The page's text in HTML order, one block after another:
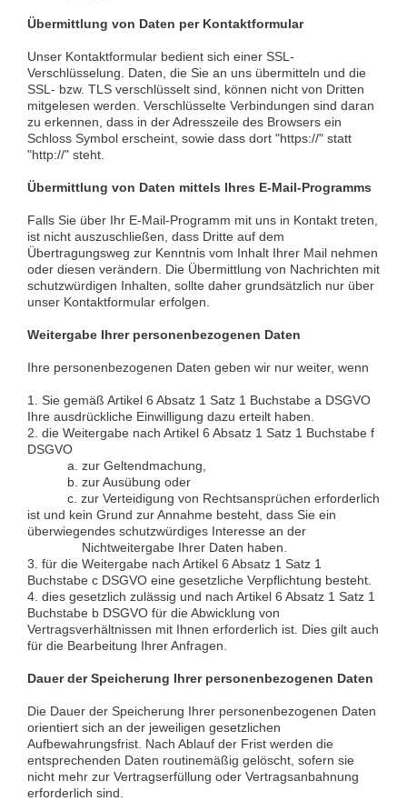
Übermittlung von Daten per Kontaktformular
Unser Kontaktformular bedient sich einer SSL-
Verschlüsselung. Daten, die Sie an uns übermitteln und die
SSL- bzw. TLS verschlüsselt sind, können nicht von Dritten
mitgelesen werden. Verschlüsselte Verbindungen sind daran
zu erkennen, dass in der Adresszeile des Browsers ein
Schloss Symbol erscheint, sowie dass dort "https://" statt
"http://" steht.
Übermittlung von Daten mittels Ihres E-Mail-Programms
Falls Sie über Ihr E-Mail-Programm mit uns in Kontakt treten,
ist nicht auszuschließen, dass Dritte auf dem
Übertragungsweg zur Kenntnis vom Inhalt Ihrer Mail nehmen
oder diesen verändern. Die Übermittlung von Nachrichten mit
schutzwürdigen Inhalten, sollte daher grundsätzlich nur über
unser Kontaktformular erfolgen.
Weitergabe Ihrer personenbezogenen Daten
Ihre personenbezogenen Daten geben wir nur weiter, wenn
1. Sie gemäß Artikel 6 Absatz 1 Satz 1 Buchstabe a DSGVO
Ihre ausdrückliche Einwilligung dazu erteilt haben.
2. die Weitergabe nach Artikel 6 Absatz 1 Satz 1 Buchstabe f
DSGVO
a. zur Geltendmachung,
b. zur Ausübung oder
c. zur Verteidigung von Rechtsansprüchen erforderlich
ist und kein Grund zur Annahme besteht, dass Sie ein
überwiegendes schutzwürdiges Interesse an der
Nichtweitergabe Ihrer Daten haben.
3. für die Weitergabe nach Artikel 6 Absatz 1 Satz 1
Buchstabe c DSGVO eine gesetzliche Verpflichtung besteht.
4. dies gesetzlich zulässig und nach Artikel 6 Absatz 1 Satz 1
Buchstabe b DSGVO für die Abwicklung von
Vertragsverhältnissen mit Ihnen erforderlich ist. Dies gilt auch
für die Bearbeitung Ihrer Anfragen.
Dauer der Speicherung Ihrer personenbezogenen Daten
Die Dauer der Speicherung Ihrer personenbezogenen Daten
orientiert sich an der jeweiligen gesetzlichen
Aufbewahrungsfrist. Nach Ablauf der Frist werden die
entsprechenden Daten routinemäßig gelöscht, sofern sie
nicht mehr zur Vertragserfüllung oder Vertragsanbahnung
erforderlich sind.